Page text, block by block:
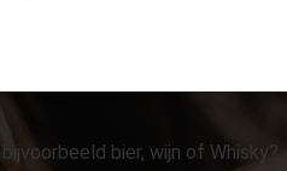
bier, wijn of Whisky?